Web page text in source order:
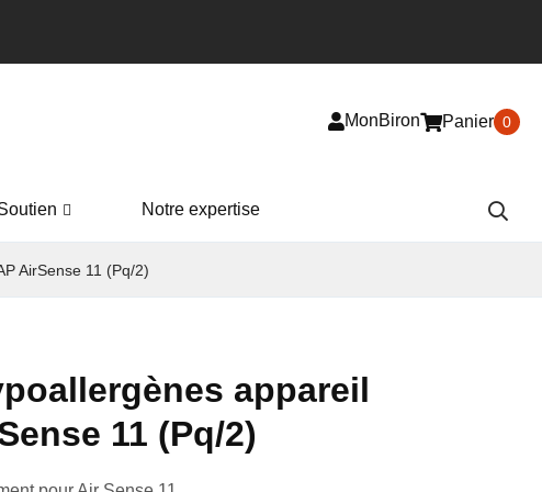
MonBiron Panier 0
Notre expertise
AirSense 11 (Pq/2)
appareil
11 (Pq/2)